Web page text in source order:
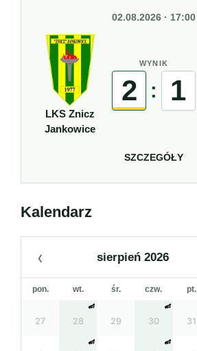
02.08.2026 · 17:00
LKS Znicz
Jankowice
WYNIK
2 : 1
SZCZEGÓŁY
Kalendarz
‹ sierpień 2026
pon. wt. śr. czw. pt.
27 28 29 30 31